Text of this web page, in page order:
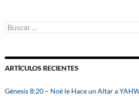
B
u
a
r
ARTÍCULOS RECIENTES
Génesis 8:20 – Noé le Hace un Altar a